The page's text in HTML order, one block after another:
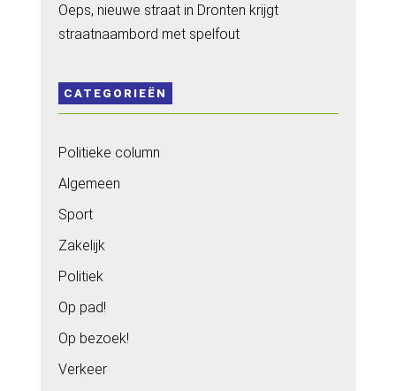
Oeps, nieuwe straat in Dronten krijgt
straatnaambord met spelfout
CATEGORIEËN
Politieke column
Algemeen
Sport
Zakelijk
Politiek
Op pad!
Op bezoek!
Verkeer